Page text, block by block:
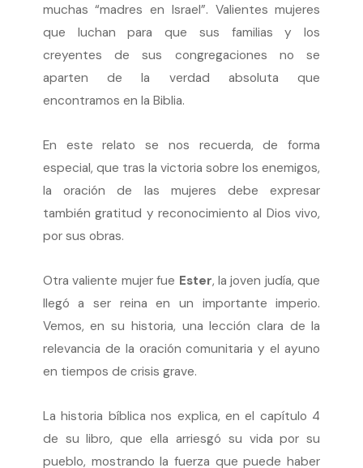
muchas “madres en Israel”. Valientes mujeres
que luchan para que sus familias y los
creyentes de sus congregaciones no se
aparten de la verdad absoluta que
encontramos en la Biblia.
En este relato se nos recuerda, de forma
especial, que tras la victoria sobre los enemigos,
la oración de las mujeres debe expresar
también gratitud y reconocimiento al Dios vivo,
por sus obras.
Otra valiente mujer fue Ester, la joven judía, que
llegó a ser reina en un importante imperio.
Vemos, en su historia, una lección clara de la
relevancia de la oración comunitaria y el ayuno
en tiempos de crisis grave.
La historia bíblica nos explica, en el capítulo 4
de su libro, que ella arriesgó su vida por su
pueblo, mostrando la fuerza que puede haber